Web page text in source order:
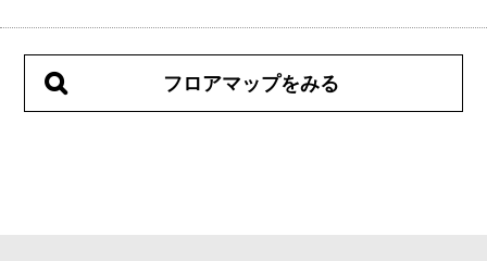
フロアマップをみる